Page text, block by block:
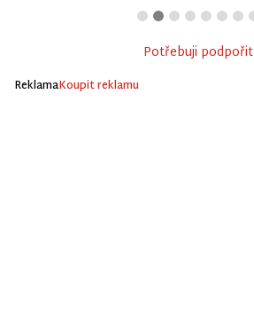
Potřebuji podpořit
ReklamaKoupit reklamu